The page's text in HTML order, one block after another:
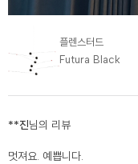
플렌스터드
Futura Black
**진님의 리뷰
멋져요. 예쁩니다.